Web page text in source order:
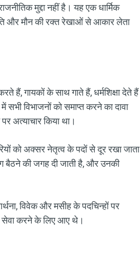
मुद्दा नहीं है। यह एक धार्मिक
और मौन की रक्त रेखाओं से आकार लेता
हैं, गायकों के साथ गाते हैं, धर्मशिक्षा देते हैं
विभाजनों को समाप्त करने का दावा
अत्याचार किया था।
को अक्सर नेतृत्व के पदों से दूर रखा जाता
बैठने की जगह दी जाती है, और उनकी
विवेक और मसीह के पदचिन्हों पर
सेवा करने के लिए आए थे।